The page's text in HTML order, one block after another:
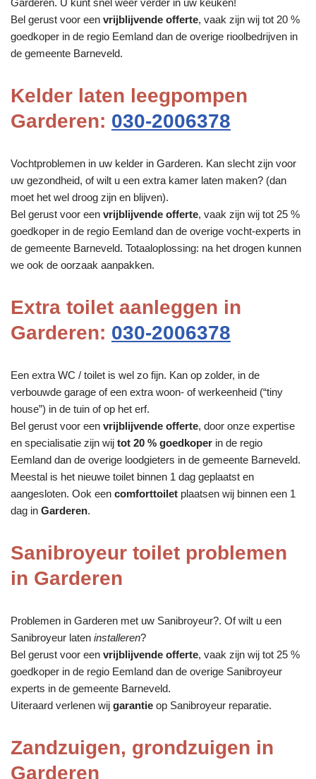
Bel gerust voor een vrijblijvende offerte, vaak zijn wij tot 20 %
goedkoper in de regio Eemland dan de overige rioolbedrijven in
de gemeente Barneveld.
Kelder laten leegpompen
Garderen: 030-2006378
Vochtproblemen in uw kelder in Garderen. Kan slecht zijn voor
uw gezondheid, of wilt u een extra kamer laten maken? (dan
moet het wel droog zijn en blijven).
Bel gerust voor een vrijblijvende offerte, vaak zijn wij tot 25 %
goedkoper in de regio Eemland dan de overige vocht-experts in
de gemeente Barneveld. Totaaloplossing: na het drogen kunnen
we ook de oorzaak aanpakken.
Extra toilet aanleggen in
Garderen: 030-2006378
Een extra WC / toilet is wel zo fijn. Kan op zolder, in de
verbouwde garage of een extra woon- of werkeenheid (“tiny
house”) in de tuin of op het erf.
Bel gerust voor een vrijblijvende offerte, door onze expertise
en specialisatie zijn wij tot 20 % goedkoper in de regio
Eemland dan de overige loodgieters in de gemeente Barneveld.
Meestal is het nieuwe toilet binnen 1 dag geplaatst en
aangesloten. Ook een comforttoilet plaatsen wij binnen een 1
dag in Garderen.
Sanibroyeur toilet problemen
in Garderen
Problemen in Garderen met uw Sanibroyeur?. Of wilt u een
Sanibroyeur laten installeren?
Bel gerust voor een vrijblijvende offerte, vaak zijn wij tot 25 %
goedkoper in de regio Eemland dan de overige Sanibroyeur
experts in de gemeente Barneveld.
Uiteraard verlenen wij garantie op Sanibroyeur reparatie.
Zandzuigen, grondzuigen in
Garderen